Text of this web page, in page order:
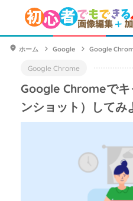
ホーム Google Google
Google Chrome
Google Chromeで
ンショット）してみ